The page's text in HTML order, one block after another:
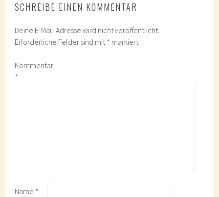
SCHREIBE EINEN KOMMENTAR
Deine E-Mail-Adresse wird nicht veröffentlicht.
Erforderliche Felder sind mit* markiert
Kommentar
*
Name *